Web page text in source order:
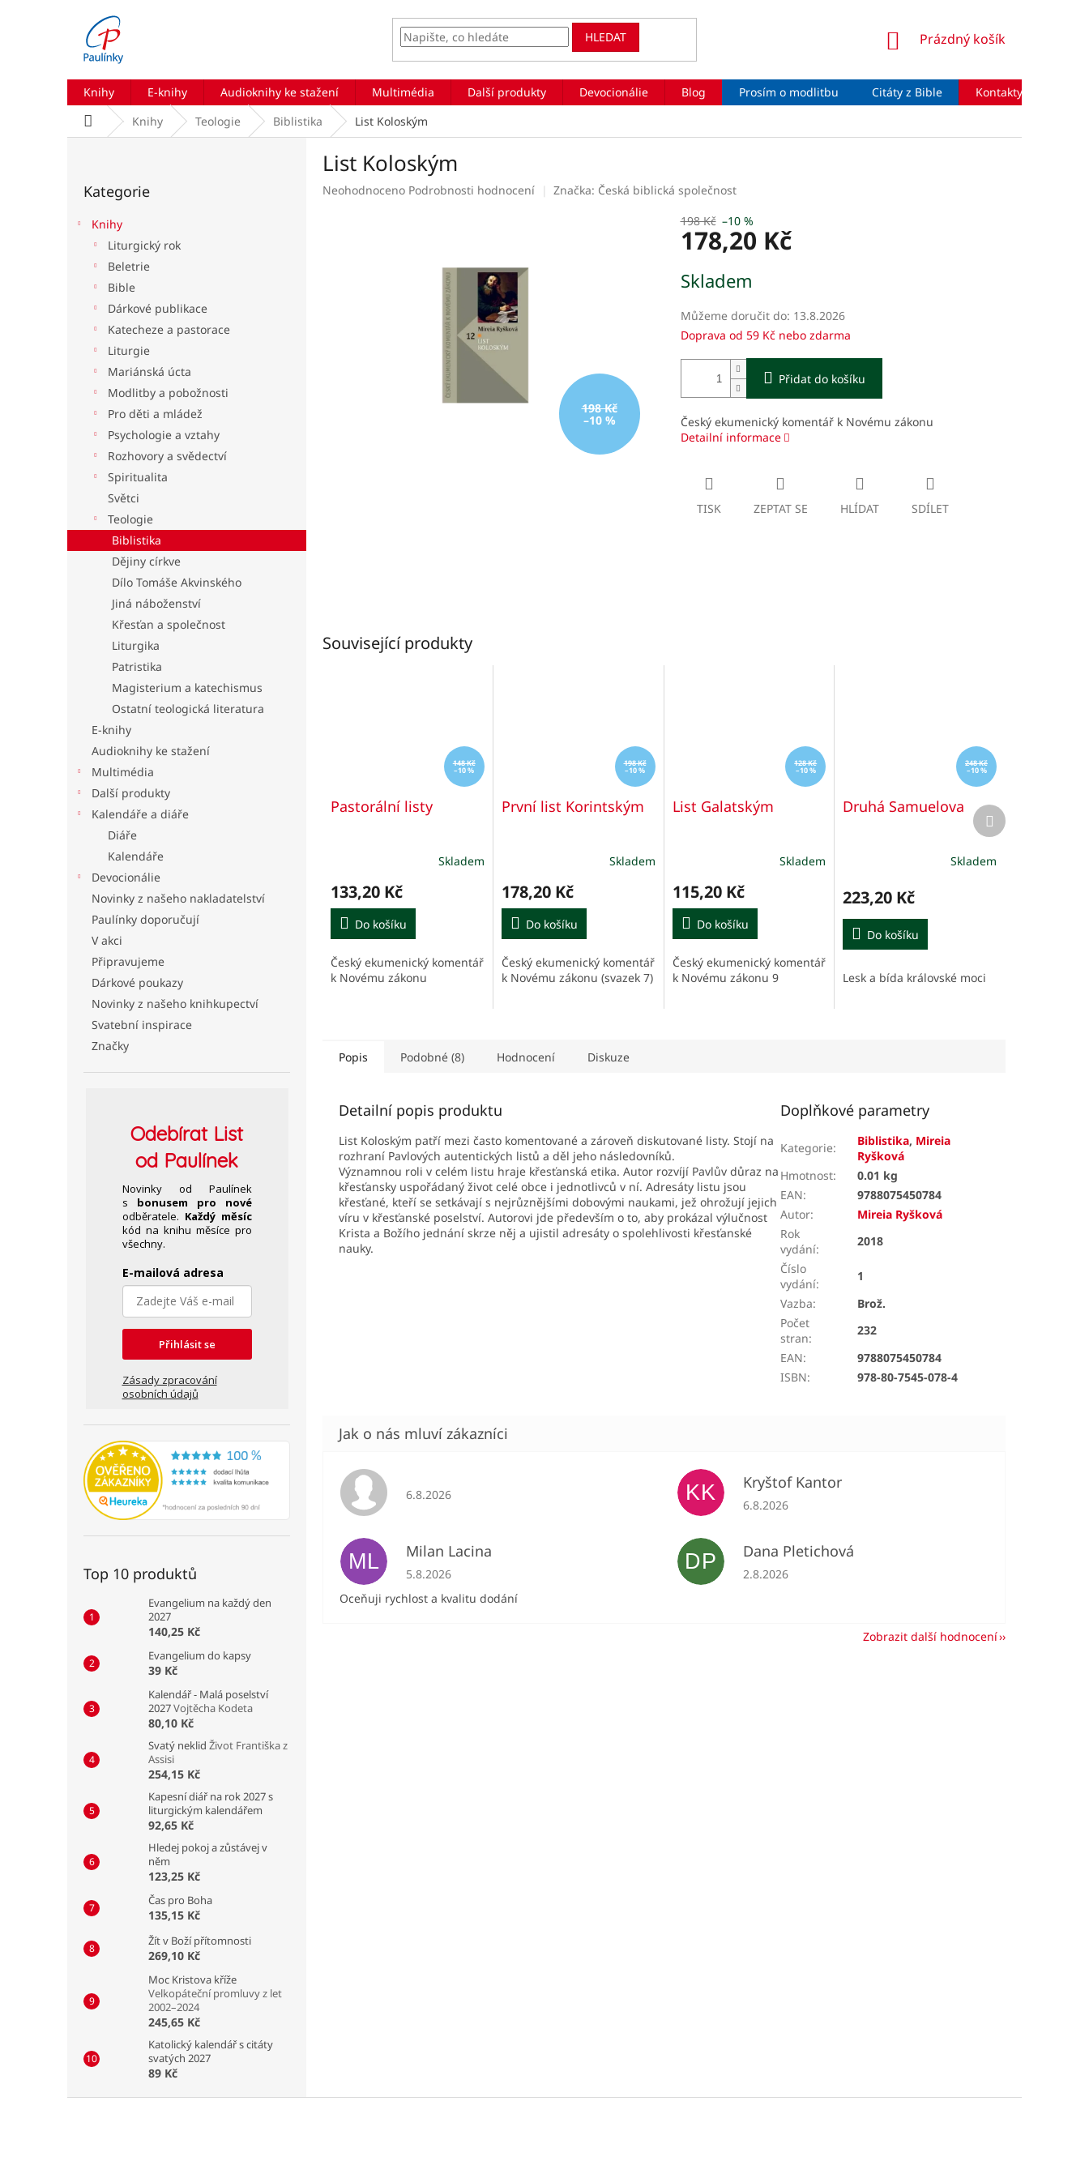
HLEDAT
NÁKUPNÍ
Prázdný košík
Knihy E-knihy Audioknihy ke stažení Multimédia Další produkty Devocionálie Blog Prosím o modlitbu Citáty z Bible Kontakty
Domů Knihy Teologie Biblistika List Koloským
kategorie
Kategorie
Knihy
Liturgický rok
Beletrie
Bible
Dárkové publikace
Katecheze a pastorace
Liturgie
Mariánská úcta
Modlitby a pobožnosti
Pro děti a mládež
Psychologie a vztahy
Rozhovory a svědectví
Spiritualita
Světci
Teologie
Biblistika
Dějiny církve
Dílo Tomáše Akvinského
Jiná náboženství
Křesťan a společnost
Liturgika
Patristika
Magisterium a katechismus
Ostatní teologická literatura
E-knihy
Audioknihy ke stažení
Multimédia
Další produkty
Kalendáře a diáře
Diáře
Kalendáře
Devocionálie
Novinky z našeho nakladatelství
Paulínky doporučují
V akci
Připravujeme
Dárkové poukazy
Novinky z našeho knihkupectví
Svatební inspirace
Značky
OdebíratList
od Paulínek
Novinky od Paulínek
s bonusem pro nové
odběratele. Každý měsíc
kód na knihu měsíce pro
všechny.
E-mailová adresa
Přihlásit se
Zásady zpracování
osobních údajů
Top 10 produktů
Evangelium na každý den
2027
140,25 Kč
Evangelium do kapsy
39 Kč
Kalendář - Malá poselství
2027Vojtěcha Kodeta
80,10 Kč
Svatý neklid Život Františka z
Assisi
254,15 Kč
Kapesní diář na rok 2027 s
liturgickým kalendářem
92,65 Kč
Hledej pokoj a zůstávej v
něm
123,25 Kč
Čas pro Boha
135,15 Kč
Žít v Boží přítomnosti
269,10 Kč
Moc Kristova kříže
Velkopáteční promluvy z let
2002–2024
245,65 Kč
Katolický kalendář s citáty
svatých 2027
89 Kč
List Koloským
Průměrné
Neohodnoceno Podrobnosti hodnocení Značka: Česká biblická společnost
198 Kč
–10 %
198 Kč –10 %
178,20 Kč
cena:
Skladem
Můžeme doručit do: 13.8.2026
Doprava od 59 Kč nebo zdarma
Přidat do košíku
Český ekumenický komentář k Novému zákonu
Detailní informace
TISK ZEPTAT SE HLÍDAT SDÍLET
Související produkty
148 Kč
–10 %
Pastorální listy
Skladem
133,20 Kč
Do košíku
Český ekumenický komentář
k Novému zákonu
198 Kč
–10 %
První list Korintským
Skladem
178,20 Kč
Do košíku
Český ekumenický komentář
k Novému zákonu (svazek 7)
128 Kč
–10 %
List Galatským
produktu
je
5,0
z
5
hvězdiček.
Skladem
115,20 Kč
Do košíku
Český ekumenický komentář
k Novému zákonu 9
248 Kč
–10 %
Druhá Samuelova
Skladem
223,20 Kč
Do košíku
Lesk a bída královské moci
Další
produkt
Popis Podobné (8) Hodnocení Diskuze
Detailní popis produktu
List Koloským patří mezi často komentované a zároveň diskutované listy. Stojí na
rozhraní Pavlových autentických listů a děl jeho následovníků.
Významnou roli v celém listu hraje křesťanská etika. Autor rozvíjí Pavlův důraz na
křesťansky uspořádaný život celé obce i jednotlivců v ní. Adresáty listu jsou
křesťané, kteří se setkávají s nejrůznějšími dobovými naukami, jež ohrožují jejich
víru v křesťanské poselství. Autorovi jde především o to, aby prokázal výlučnost
Krista a Božího jednání skrze něj a ujistil adresáty o spolehlivosti křesťanské
nauky.
Doplňkové parametry
Kategorie: Biblistika, Mireia
Ryšková
Hmotnost:
0.01 kg
EAN:
9788075450784
Autor:
Mireia Ryšková
Rok
vydání:
2018
Číslo
vydání:
1
Vazba:
Brož.
Počet
stran:
232
EAN:
9788075450784
ISBN: 978-80-7545-078-4
Hodnocení obchodu je 5 z 5 hvězdiček.
6.8.2026 KK Kryštof Kantor
Hodnocení obchodu je 5 z 5 hvězdiček.
6.8.2026
ML Milan Lacina
Hodnocení obchodu je 5 z 5 hvězdiček.
5.8.2026
Oceňuji rychlost a kvalitu dodání
DP Dana Pletichová
Hodnocení obchodu je 5 z 5 hvězdiček.
2.8.2026
Zobrazit další hodnocení